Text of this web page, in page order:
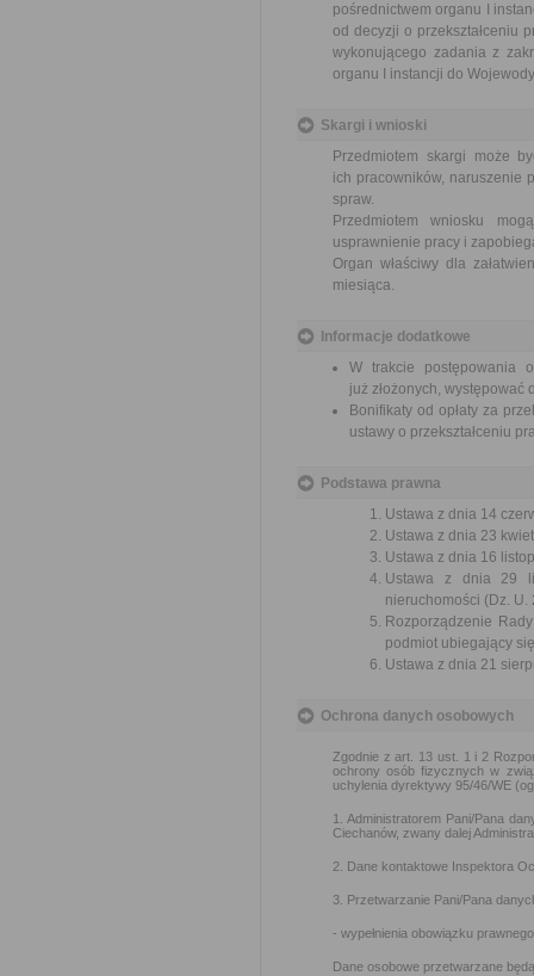
pośrednictwem organu I
od decyzji o przekształceniu
wykonującego zadania z
organu I instancji do
Skargi i wnioski
Przedmiotem skargi może
ich pracowników, naruszenie
spraw.
Przedmiotem wniosku
usprawnienie pracy i
Organ właściwy dla
miesiąca.
Informacje dodatkowe
W trakcie postępowania
już złożonych,
Bonifikaty od opłaty za
ustawy o przekształceniu
Podstawa prawna
Ustawa z dnia 14
Ustawa z dnia 23
Ustawa z dnia 16
Ustawa z dnia 29
nieruchomości (Dz. U.
Rozporządzenie
podmiot ubiegający
Ustawa z dnia 21
Ochrona danych osobowych
Zgodnie z art. 13 ust. 1 i 2
ochrony osób fizycznych w
uchylenia dyrektywy 95/46/WE
1. Administratorem Pani/Pana
Ciechanów, zwany dalej
2. Dane kontaktowe Inspektora
3. Przetwarzanie Pani/Pana
- wypełnienia obowiązku
Dane osobowe przetwarzane